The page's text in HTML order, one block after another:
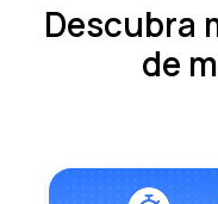
Descubra
de